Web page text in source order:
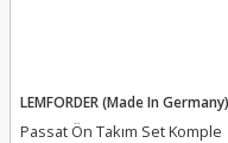
LEMFORDER (Made In Germany)
Passat Ön Takım Set Komple